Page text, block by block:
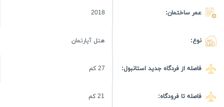
عمر ساختمان: 2018
نوع: هتل آپارتمان
فاصله از فردگاه جدید استانبول: 27 كم
فاصله تا فرودگاه: 21 كم